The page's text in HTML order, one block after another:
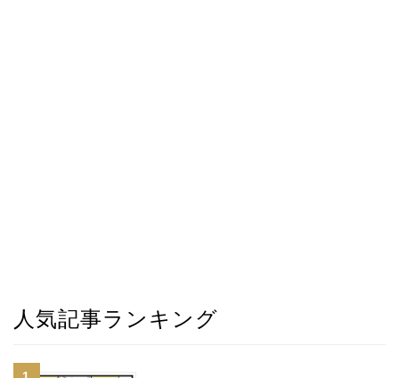
人気記事ランキング